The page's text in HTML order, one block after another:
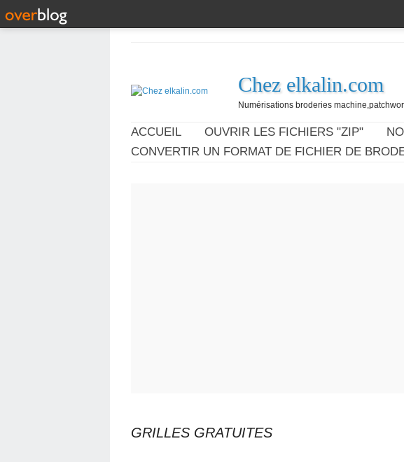
Chez elkalin.com
Numérisations broderies
ACCUEIL OUVRIR LES FICHIERS "ZIP"
CONVERTIR UN FORMAT DE FICHIER DE
GRILLES GRATUITES